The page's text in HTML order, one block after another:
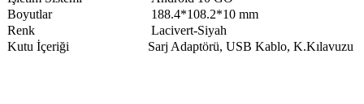
​Boyutlar
188.4*108.2*10 mm
​Renk
Lacivert-Siyah​​
​Kutu İçeriği
Sarj Adaptörü, USB Kablo, K.Kılavuzu​